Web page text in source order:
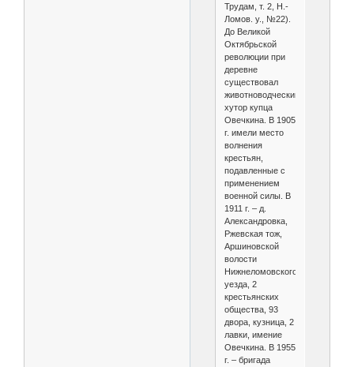
Трудам, т. 2, Н.-
Ломов. у., №22).
До Великой
Октябрьской
революции при
деревне
существовал
животноводческий
хутор купца
Овечкина. В 1905
г. имели место
волнения
крестьян,
подавленные с
применением
военной силы. В
1911 г. – д.
Александровка,
Ржевская тож,
Аршиновской
волости
Нижнеломовского
уезда, 2
крестьянских
общества, 93
двора, кузница, 2
лавки, имение
Овечкина. В 1955
г. – бригада